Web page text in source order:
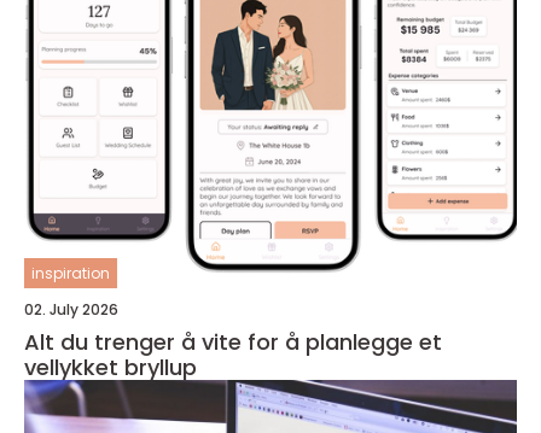
inspiration
02. July 2026
Alt du trenger å vite for å planlegge et
vellykket bryllup